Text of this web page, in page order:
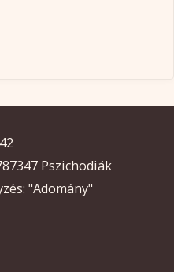
Pszichodiák
"Adomány"